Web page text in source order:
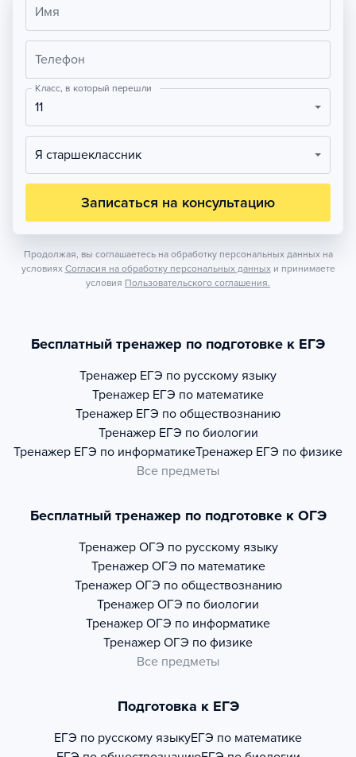
Имя
Телефон
Класс, в который перешли
11
Я старшеклассник
Записаться на консультацию
Продолжая, вы соглашаетесь на обработку персональных данных на
условиях Согласия на обработку персональных данных и принимаете
условия Пользовательского соглашения.
Бесплатный тренажер по подготовке к ЕГЭ
Тренажер ЕГЭ по русскому языку
Тренажер ЕГЭ по математике
Тренажер ЕГЭ по обществознанию
Тренажер ЕГЭ по биологии
Тренажер ЕГЭ по информатикеТренажер ЕГЭ по физике
Все предметы
Бесплатный тренажер по подготовке к ОГЭ
Тренажер ОГЭ по русскому языку
Тренажер ОГЭ по математике
Тренажер ОГЭ по обществознанию
Тренажер ОГЭ по биологии
Тренажер ОГЭ по информатике
Тренажер ОГЭ по физике
Все предметы
Подготовка к ЕГЭ
ЕГЭ по русскому языкуЕГЭ по математике